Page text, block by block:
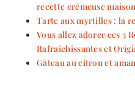
recette crémeuse maison
Tarte aux myrtilles : la
Vous allez adorer ces 3
Rafraîchissantes et
Gâteau au citron et